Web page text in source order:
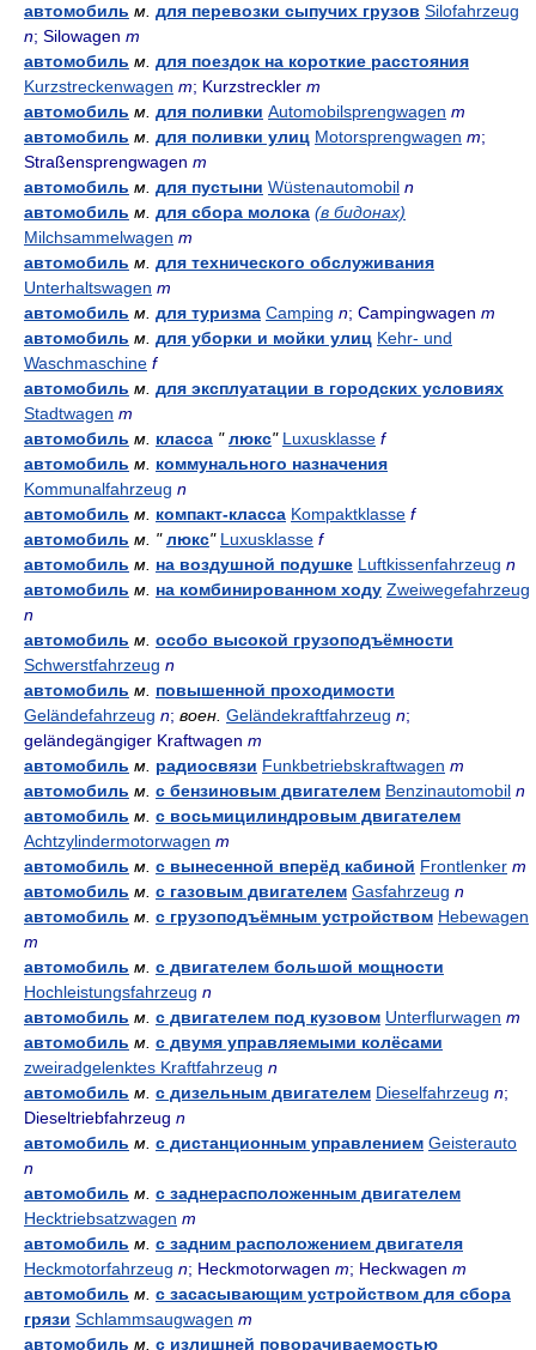
автомобиль м. для перевозки сыпучих грузов Silofahrzeug
n; Silowagen m
автомобиль м. для поездок на короткие расстояния
Kurzstreckenwagen m; Kurzstreckler m
автомобиль м. для поливки Automobilsprengwagen m
автомобиль м. для поливки улиц Motorsprengwagen m;
Straßensprengwagen m
автомобиль м. для пустыни Wüstenautomobil n
автомобиль м. для сбора молока (в бидонах)
Milchsammelwagen m
автомобиль м. для технического обслуживания
Unterhaltswagen m
автомобиль м. для туризма Camping n; Campingwagen m
автомобиль м. для уборки и мойки улиц Kehr- und
Waschmaschine f
автомобиль м. для эксплуатации в городских условиях
Stadtwagen m
автомобиль м. класса " люкс" Luxusklasse f
автомобиль м. коммунального назначения
Kommunalfahrzeug n
автомобиль м. компакт-класса Kompaktklasse f
автомобиль м. " люкс" Luxusklasse f
автомобиль м. на воздушной подушке Luftkissenfahrzeug n
автомобиль м. на комбинированном ходу Zweiwegefahrzeug
n
автомобиль м. особо высокой грузоподъёмности
Schwerstfahrzeug n
автомобиль м. повышенной проходимости
Geländefahrzeug n; воен. Geländekraftfahrzeug n;
geländegängiger Kraftwagen m
автомобиль м. радиосвязи Funkbetriebskraftwagen m
автомобиль м. с бензиновым двигателем Benzinautomobil n
автомобиль м. с восьмицилиндровым двигателем
Achtzylindermotorwagen m
автомобиль м. с вынесенной вперёд кабиной Frontlenker m
автомобиль м. с газовым двигателем Gasfahrzeug n
автомобиль м. с грузоподъёмным устройством Hebewagen
m
автомобиль м. с двигателем большой мощности
Hochleistungsfahrzeug n
автомобиль м. с двигателем под кузовом Unterflurwagen m
автомобиль м. с двумя управляемыми колёсами
zweiradgelenktes Kraftfahrzeug n
автомобиль м. с дизельным двигателем Dieselfahrzeug n;
Dieseltriebfahrzeug n
автомобиль м. с дистанционным управлением Geisterauto
n
автомобиль м. с заднерасположенным двигателем
Hecktriebsatzwagen m
автомобиль м. с задним расположением двигателя
Heckmotorfahrzeug n; Heckmotorwagen m; Heckwagen m
автомобиль м. с засасывающим устройством для сбора
грязи Schlammsaugwagen m
автомобиль м. с излишней поворачиваемостью